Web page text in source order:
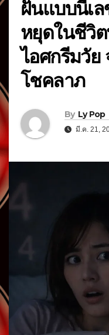
ฝันแบบนี้เ
หยุดในชีวิ
ไอศกรีมวัย
โชคลาภ
By Ly Pop
มี.ค. 21,